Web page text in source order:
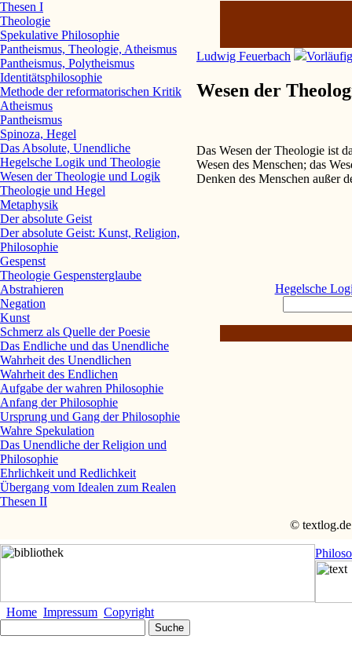
Ludwig Feuerbach
Wesen der
Das Wesen der Theologie ist
Wesen des Menschen; das
Denken des Menschen außer
Hegelsche
Thesen I
Theologie
Spekulative Philosophie
Pantheismus, Theologie, Atheismus
Pantheismus, Polytheismus
Identitätsphilosophie
Methode der reformatorischen Kritik
Atheismus
Pantheismus
Spinoza, Hegel
Das Absolute, Unendliche
Hegelsche Logik und Theologie
Wesen der Theologie und Logik
Theologie und Hegel
Metaphysik
Der absolute Geist
Der absolute Geist: Kunst, Religion,
Philosophie
Gespenst
Theologie Gespensterglaube
Abstrahieren
Negation
Kunst
Schmerz als Quelle der Poesie
Das Endliche und das Unendliche
Wahrheit des Unendlichen
Wahrheit des Endlichen
Aufgabe der wahren Philosophie
Anfang der Philosophie
Ursprung und Gang der Philosophie
Wahre Spekulation
Das Unendliche der Religion und
Philosophie
Ehrlichkeit und Redlichkeit
Übergang vom Idealen zum Realen
Thesen II
© textlog.de
Home Impressum Copyright